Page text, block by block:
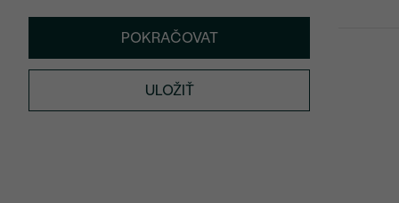
POKRAČOVAT
ULOŽIŤ
od € 809